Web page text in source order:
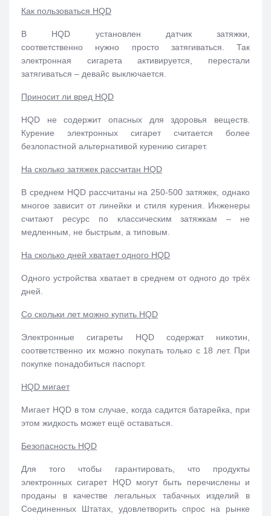
Как пользоваться HQD
В HQD установлен датчик затяжки,
соответственно нужно просто затягиваться. Так
электронная сигарета активируется, перестали
затягиваться – девайс выключается.
Приносит ли вред HQD
HQD не содержит опасных для здоровья веществ.
Курение электронных сигарет считается более
безлопастной альтернативой курению сигарет.
На сколько затяжек рассчитан HQD
В среднем HQD рассчитаны на 250-500 затяжек, однако
многое зависит от линейки и стиля курения. Инженеры
считают ресурс по классическим затяжкам – не
медленным, не быстрым, а типовым.
На сколько дней хватает одного HQD
Одного устройства хватает в среднем от одного до трёх
дней.
Со скольки лет можно купить HQD
Электронные сигареты HQD содержат никотин
соответственно их можно покупать только с 18 лет. При
покупке понадобиться паспорт.
HQD мигает
Мигает HQD в том случае, когда садится батарейка, при
этом жидкость может ещё оставаться.
Безопасность HQD
Для того чтобы гарантировать, что продукты
электронных сигарет HQD могут быть перечислены и
проданы в качестве легальных табачных изделий в
Соединенных Штатах, удовлетворить спрос на рынке